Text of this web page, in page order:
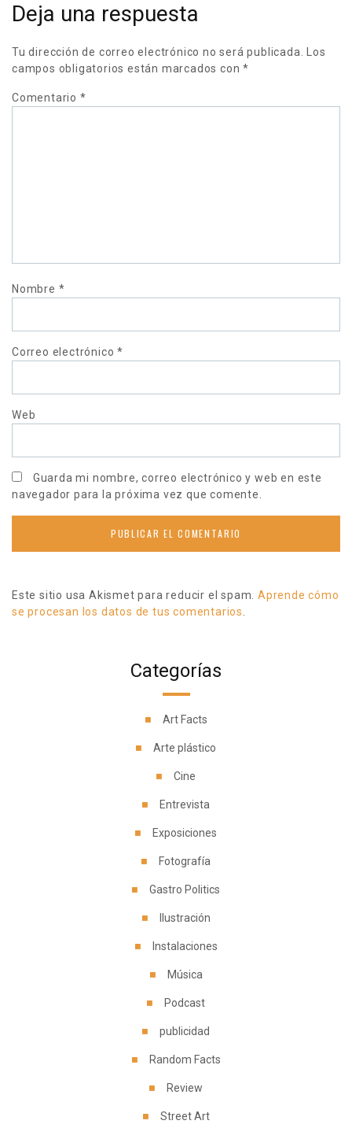
Categorías
Art Facts
Arte plástico
Cine
Entrevista
Exposiciones
Fotografía
Gastro Politics
Ilustración
Instalaciones
Música
Podcast
publicidad
Random Facts
Review
Street Art
Deja una respuesta
Tu dirección de correo electrónico no será publicada.
Los
campos obligatorios están marcados con*
Comentario *
Nombre *
Correo electrónico*
Web
Guarda mi nombre, correo electrónico y web en este
navegador para la próxima vez que comente.
Este sitio usa Akismet para reducir el spam. Aprende cómo
se procesan los datos de tus comentarios